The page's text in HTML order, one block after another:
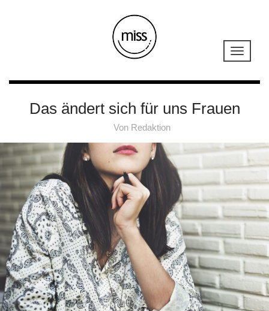
Das ändert sich für uns Frauen
Von Redaktion